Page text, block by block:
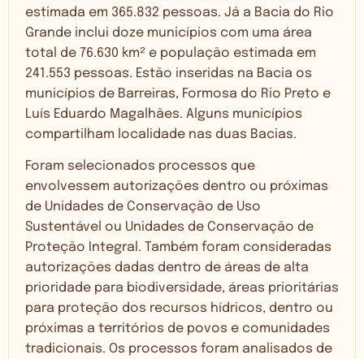
estimada em 365.832 pessoas. Já a Bacia do Rio
Grande inclui doze municípios com uma área
total de 76.630 km² e população estimada em
241.553 pessoas. Estão inseridas na Bacia os
municípios de Barreiras, Formosa do Rio Preto e
Luís Eduardo Magalhães. Alguns municípios
compartilham localidade nas duas Bacias.
Foram selecionados processos que
envolvessem autorizações dentro ou próximas
de Unidades de Conservação de Uso
Sustentável ou Unidades de Conservação de
Proteção Integral. Também foram consideradas
autorizações dadas dentro de áreas de alta
prioridade para biodiversidade, áreas prioritárias
para proteção dos recursos hídricos, dentro ou
próximas a territórios de povos e comunidades
tradicionais. Os processos foram analisados de